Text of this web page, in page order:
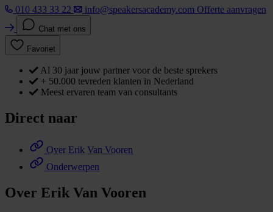
010 433 33 22 info@speakersacademy.com Offerte aanvragen
Chat met ons
Favoriet
Al 30 jaar jouw partner voor de beste sprekers
+ 50.000 tevreden klanten in Nederland
Meest ervaren team van consultants
Direct naar
Over Erik Van Vooren
Onderwerpen
Over Erik Van Vooren